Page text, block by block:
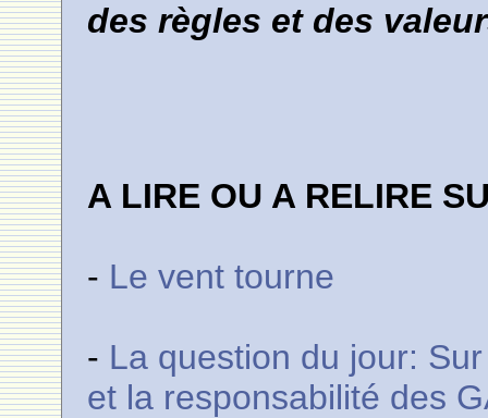
des règles et des
A LIRE OU A RELIRE
- Le vent tourne
- La question du jour:
et la responsabilité des